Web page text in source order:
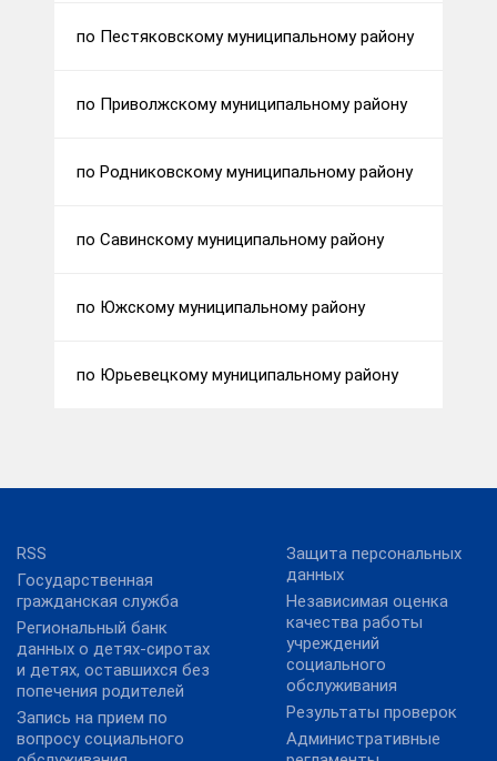
по Пестяковскому муниципальному району
по Приволжскому муниципальному району
по Родниковскому муниципальному району
по Савинскому муниципальному району
по Южскому муниципальному району
по Юрьевецкому муниципальному району
RSS
Государственная
гражданская служба
Региональный банк
данных о детях-сиротах
и детях, оставшихся без
попечения родителей
Запись на прием по
вопросу социального
Защита персональных
данных
Независимая оценка
качества работы
учреждений
социального
обслуживания
Результаты проверок
Административные